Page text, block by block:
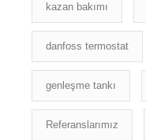
kazan bakımı
danfoss termostat
genleşme tankı
Referanslarımız